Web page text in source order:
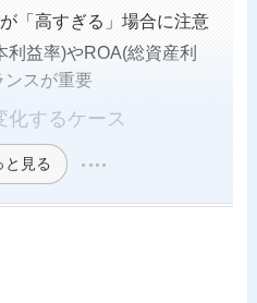
「高すぎる」場合に注意
利益率)やROA(総資産利
ンスが重要
化するケース
と見る